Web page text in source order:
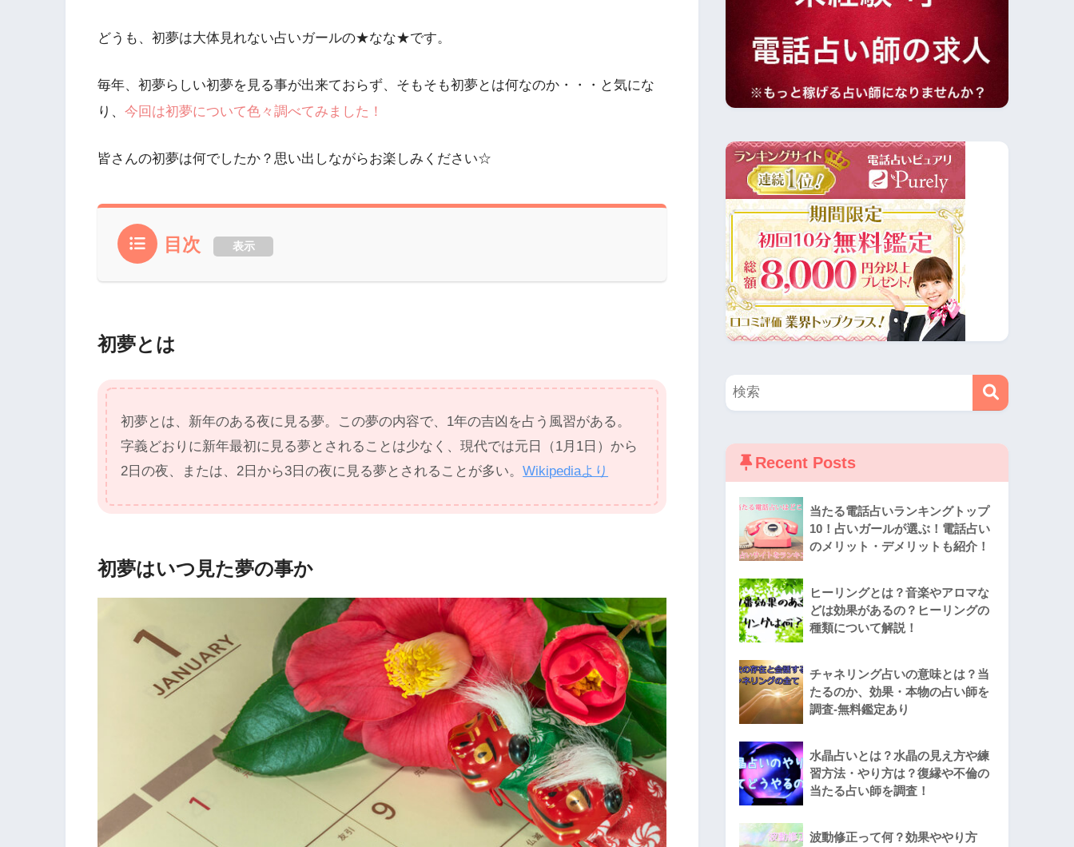
どうも、初夢は大体見れない占いガールの★なな★です。
毎年、初夢らしい初夢を見る事が出来ておらず、そもそも初夢とは何なのか・・・と気にな
り、 今回は初夢について色々調べてみました！
皆さんの初夢は何でしたか？思い出しながらお楽しみください☆
目次 表示
初夢とは
初夢とは、新年のある夜に見る夢。この夢の内容で、1年の吉凶を占う風習がある。
字義どおりに新年最初に見る夢とされることは少なく、現代では元日（1月1日）から
2日の夜、または、2日から3日の夜に見る夢とされることが多い。Wikipediaより
初夢はいつ見た夢の事か
Recent Posts
当たる電話占いランキングトップ
10！占いガールが選ぶ！電話占い
のメリット・デメリットも紹介！
ヒーリングとは？音楽やアロマな
どは効果があるの？ヒーリングの
種類について解説！
チャネリング占いの意味とは？当
たるのか、効果・本物の占い師を
調査-無料鑑定あり
水晶占いとは？水晶の見え方や練
習方法・やり方は？復縁や不倫の
当たる占い師を調査！
波動修正って何？効果ややり方